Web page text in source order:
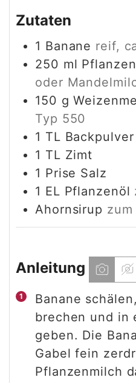
Zutaten
1 Banane reif,
250 ml
oder
150 g
Typ 550
1 TL Backpulver
1 TL Zimt
1 Prise Salz
1 EL Pflanzenöl
Ahornsirup
Anleitung
Banane
brechen und in
geben. Die
Gabel fein
Pflanzenmilch